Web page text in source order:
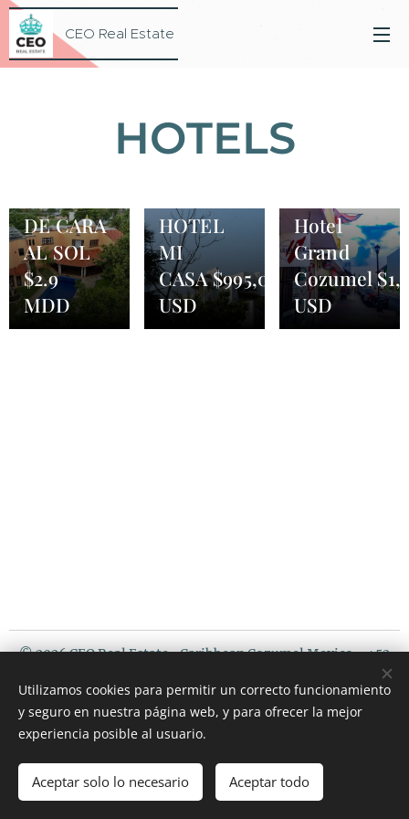
CEO Real Estate
HOTELS
DE CARA
AL SOL
$2.9
MDD
HOTEL
MI
CASA $995,000
USD
Hotel
Grand
Cozumel
USD
© 2026 CEO Real Estate- Caribbean Cozumel Mexico - +52
Riviera Maya Mexico
Cookies
Languages
English
Utilizamos cookies para permitir un correcto funcionamiento
y seguro en nuestra página web, y para ofrecer la mejor
experiencia posible al usuario.
Aceptar solo lo necesario Aceptar todo